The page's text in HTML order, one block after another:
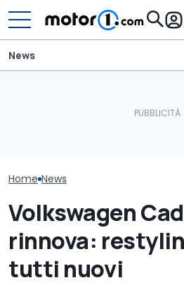
News
Home News
Volkswagen
rinnova:
tutti nuovi